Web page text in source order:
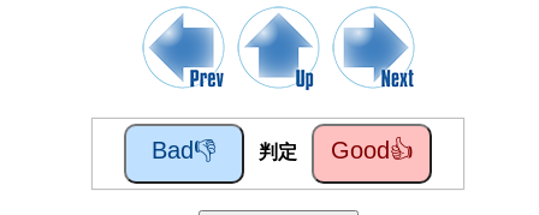
Bad👎 判定 Good👍